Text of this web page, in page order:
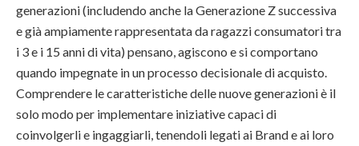
generazioni (includendo anche la Generazione Z successiva
e già ampiamente rappresentata da ragazzi consumatori tra
i 3 e i 15 anni di vita) pensano, agiscono e si comportano
quando impegnate in un processo decisionale di acquisto.
Comprendere le caratteristiche delle nuove generazioni è il
solo modo per implementare iniziative capaci di
coinvolgerli e ingaggiarli, tenendoli legati ai Brand e ai loro